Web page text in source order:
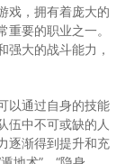
戏，拥有着庞大的
要的职业之一。
强大的战斗能力，
以通过自身的技能
伍中不可或缺的人
逐渐得到提升和充